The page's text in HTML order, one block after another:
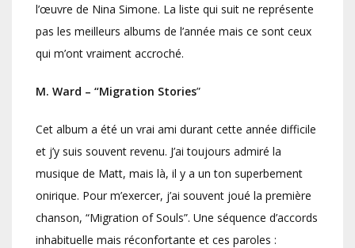
l’œuvre de Nina Simone. La liste qui suit ne représente
pas les meilleurs albums de l’année mais ce sont ceux
qui m’ont vraiment accroché.
M. Ward – “Migration Stories”
Cet album a été un vrai ami durant cette année difficile
et j’y suis souvent revenu. J’ai toujours admiré la
musique de Matt, mais là, il y a un ton superbement
onirique. Pour m’exercer, j’ai souvent joué la première
chanson, “Migration of Souls”. Une séquence d’accords
inhabituelle mais réconfortante et ces paroles :